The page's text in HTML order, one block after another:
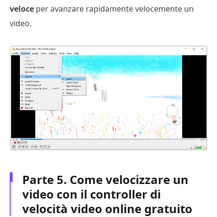
veloce per avanzare rapidamente velocemente un
video.
Parte 5. Come velocizzare un
video con il controller di
velocità video online gratuito